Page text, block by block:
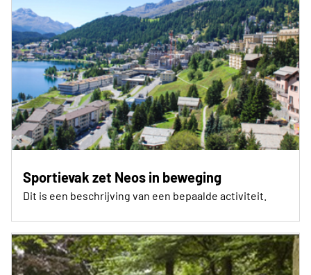
Sportievak zet Neos in beweging
Dit is een beschrijving van een bepaalde activiteit.